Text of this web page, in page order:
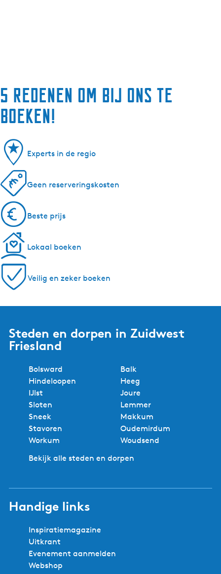
5 redenen om bij ons te
boeken!
Experts in de regio
Geen reserveringskosten
Beste prijs
Lokaal boeken
Veilig en zeker boeken
Steden en dorpen in Zuidwest
Friesland
Bolsward
Balk
Hindeloopen
Heeg
IJlst
Joure
Sloten
Lemmer
Sneek
Makkum
Stavoren
Oudemirdum
Workum
Woudsend
Bekijk alle steden en dorpen
Handige links
Inspiratiemagazine
Uitkrant
Evenement aanmelden
Webshop